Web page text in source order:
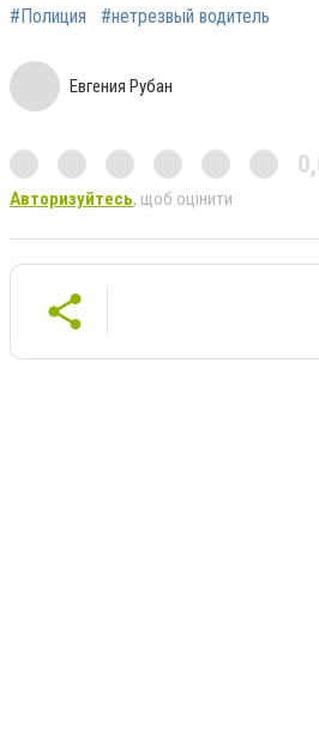
#Полиция #нетрезвый водитель
Евгения Рубан
Авторизуйтесь, щоб оцінити